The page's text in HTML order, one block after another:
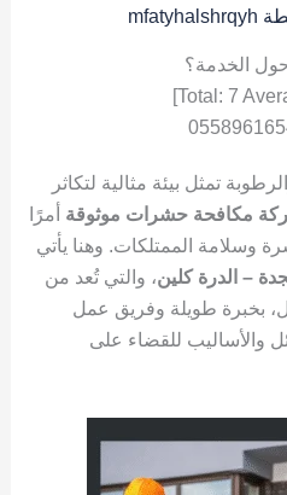
mfatyhalshrqyh
الخدمة؟
7
]
تمثل بيئة مثالية لتكاثر
مكافحة حشرات موثوقة أمرًا
وسلامة الممتلكات. وهنا يأتي
– الدرة كلين، والتي تُعد من
بخبرة طويلة وفريق عمل
للقضاء على